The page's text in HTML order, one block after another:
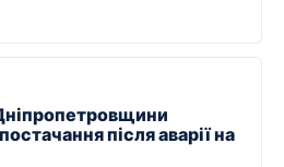
після аварії на